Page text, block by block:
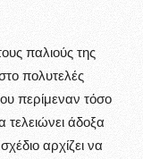
παλιούς της
πολυτελές
περίμεναν τόσο
τελειώνει άδοξα
αρχίζει να